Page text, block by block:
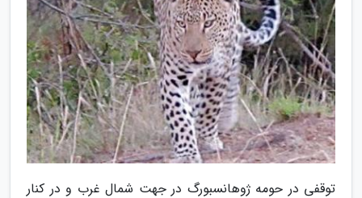
توقفی در حومه ژوهانسبورگ در جهت شمال غرب و در کنار